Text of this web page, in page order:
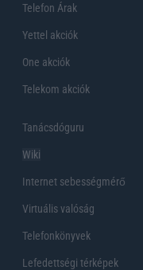
Telefon Árak
Yettel akciók
One akciók
Telekom akciók
Tanácsdóguru
Wiki
Internet sebességmérő
Virtuális valóság
Telefonkönyvek
Lefedettségi térképek